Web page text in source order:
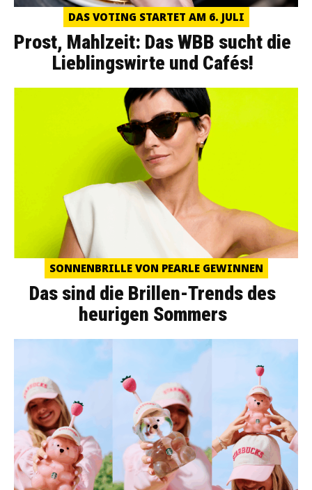
DAS VOTING STARTET AM 6. JULI
Prost, Mahlzeit: Das WBB sucht die
Lieblingswirte und Cafés!
SONNENBRILLE VON PEARLE GEWINNEN
Das sind die Brillen-Trends des
heurigen Sommers